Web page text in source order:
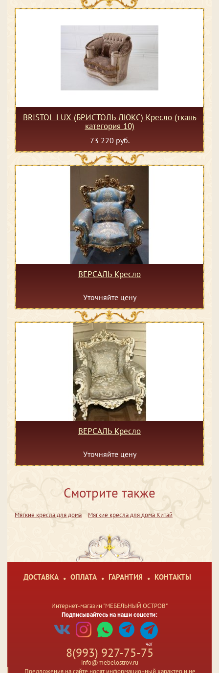
BRISTOL LUX (БРИСТОЛЬ ЛЮКС) Кресло (ткань
категория 10)
73 220 руб.
ВЕРСАЛЬ Кресло
Уточняйте цену
ВЕРСАЛЬ Кресло
Уточняйте цену
Смотрите также
Мягкие кресла для дома Мягкие кресла для дома Китай
ДОСТАВКА ОПЛАТА ГАРАНТИЯ КОНТАКТЫ
Интернет-магазин "МЕБЕЛЬНЫЙ ОСТРОВ"
Подписывайтесь на наши соцсети:
чат
8(993) 927-75-75
info@mebelostrov.ru
Предложения на сайте носят информационный характер и не